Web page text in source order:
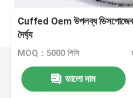
Cuffed Oem উপলব্ধ
দৈর্ঘ্য
MOQ：5000 পিসি
ভালো দাম